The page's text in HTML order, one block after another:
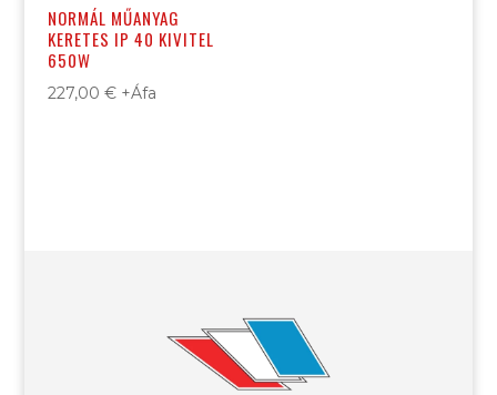
NORMÁL MŰANYAG
KERETES IP 40 KIVITEL
650W
227,00 € +Áfa